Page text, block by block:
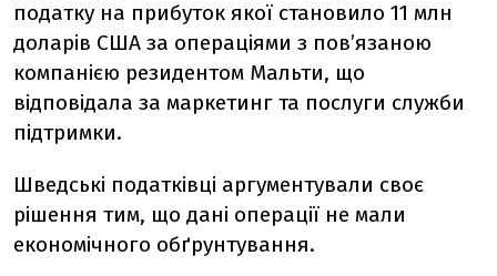
податку на прибуток якої становило 11 млн
доларів США за операціями з пов’язаною
компанією резидентом Мальти, що
відповідала за маркетинг та послуги служби
підтримки.
Шведські податківці аргументували своє
рішення тим, що дані операції не мали
економічного обґрунтування.